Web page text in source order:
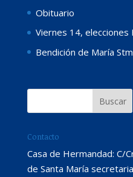
Obituario
Viernes 14, elecciones
Bendición de María
Contacto
Casa de Hermandad: C/
de Santa María